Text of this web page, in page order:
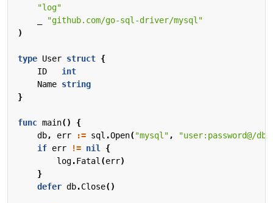
"log"
"github.com/go-sql-driver/mysql"
)
type User struct {
ID
int
Name string
}
func main()
{
db, err := sql .Open("mysql" ,
"user:password@/
if err != nil
{
log.Fatal (err)
}
defer db.Close()